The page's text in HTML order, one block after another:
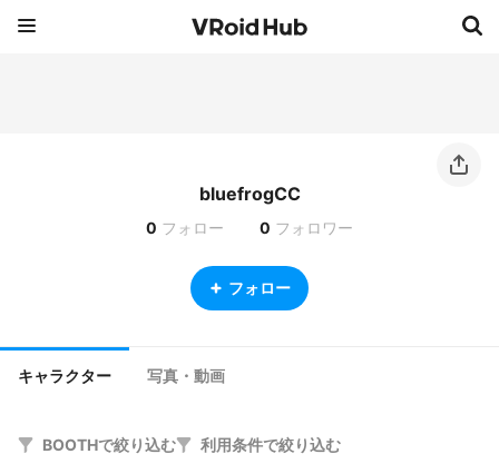
bluefrogCC
0 フォロー 0 フォロワー
フォロー
キャラクター 写真・動画
BOOTHで絞り込む 利用条件で絞り込む